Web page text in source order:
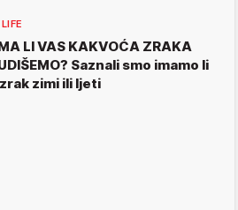
LI VAS KAKVOĆA ZRAKA
Saznali smo imamo li
zimi ili ljeti